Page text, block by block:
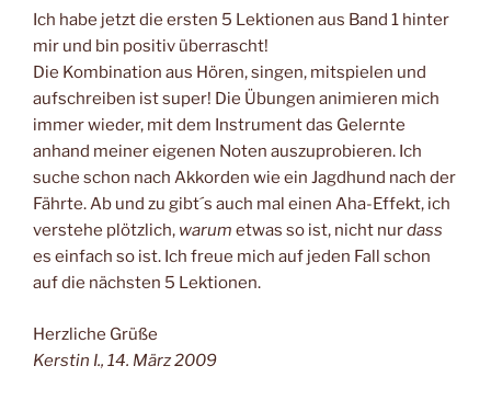
Ich habe jetzt die ersten 5 Lektionen aus Band 1 hinter
mir und bin positiv überrascht!
Die Kombination aus Hören, singen, mitspielen und
aufschreiben ist super! Die Übungen animieren mich
immer wieder, mit dem Instrument das Gelernte
anhand meiner eigenen Noten auszuprobieren. Ich
suche schon nach Akkorden wie ein Jagdhund nach der
Fährte. Ab und zu gibt´s auch mal einen Aha-Effekt, ich
verstehe plötzlich, warum etwas so ist, nicht nurdass
es einfach so ist. Ich freue mich auf jeden Fall schon
auf die nächsten 5 Lektionen.
Herzliche Grüße
Kerstin I., 14. März 2009